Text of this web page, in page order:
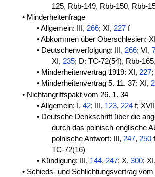
125, Rbb-149, Rbb-150, Rbb-
• Minderheitenfrage
• Allgemein: III,266; XI,227 f
• Abkommen über Oberschlesien:
• Deutschenverfolgung: III,266; VI,
XI, 235; D: TC-72(54), Rbb-
• Minderheitenvertrag 1919: XI,227
• Minderheitenvertrag 5. 11. 37: XI,
• Nichtangriffspakt vom 26. 1. 34
• Allgemein: I,42; III, 123,224 f;
• Deutsche Denkschrift über die
durch das polnisch-englische
polnische Antwort: III, 247, 250
TC-72(16)
• Kündigung: III, 144,247; X,300;
• Schieds- und Schlichtungsvertrag vom